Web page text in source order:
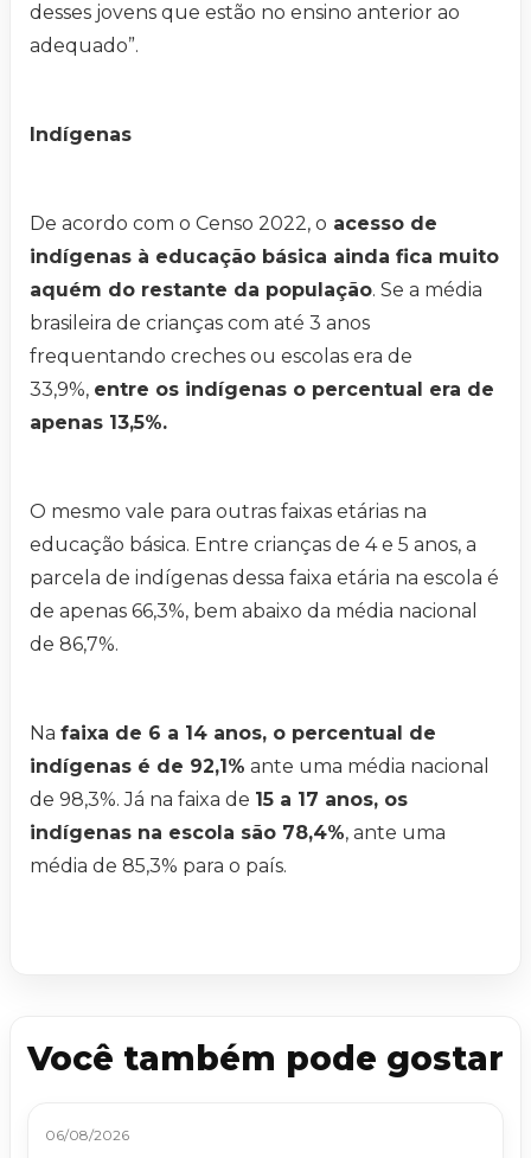
desses jovens que estão no ensino anterior ao
adequado”.
Indígenas
De acordo com o Censo 2022, o acesso de
indígenas à educação básica ainda fica muito
aquém do restante da população. Se a média
brasileira de crianças com até 3 anos
frequentando creches ou escolas era de
33,9%, entre os indígenas o percentual era de
apenas 13,5%.
O mesmo vale para outras faixas etárias na
educação básica. Entre crianças de 4 e 5 anos, a
parcela de indígenas dessa faixa etária na escola é
de apenas 66,3%, bem abaixo da média nacional
de 86,7%.
Na faixa de 6 a 14 anos, o percentual de
indígenas é de 92,1% ante uma média nacional
de 98,3%. Já na faixa de 15 a 17 anos, os
indígenas na escola são 78,4%, ante uma
média de 85,3% para o país.
Você também pode gostar
06/08/2026